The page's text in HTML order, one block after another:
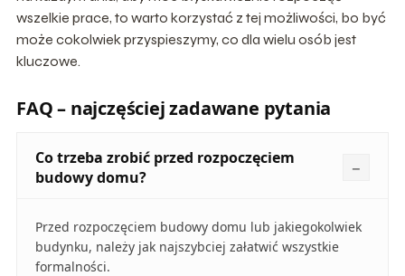
wszelkie prace, to warto korzystać z tej możliwości, bo być
może cokolwiek przyspieszymy, co dla wielu osób jest
kluczowe.
FAQ – najczęściej zadawane pytania
Co trzeba zrobić przed rozpoczęciem
budowy domu?
Przed rozpoczęciem budowy domu lub jakiegokolwiek
budynku, należy jak najszybciej załatwić wszystkie
formalności.